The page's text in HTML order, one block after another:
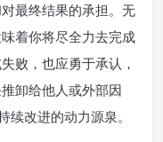
最终结果的承担。无
着你将尽全力去完成
败，也应勇于承认，
卸给他人或外部因
续改进的动力源泉。